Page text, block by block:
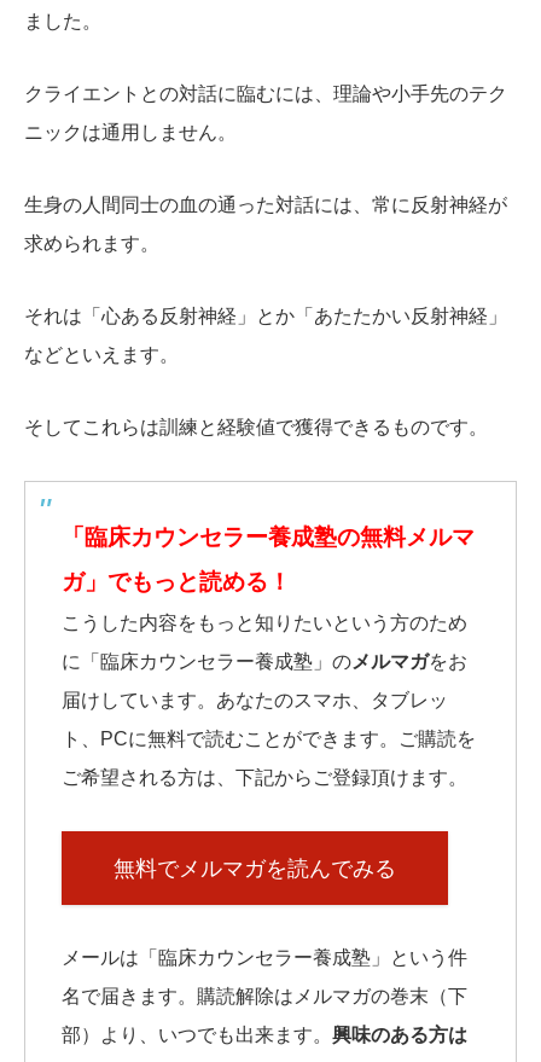
ました。
クライエントとの対話に臨むには、理論や小手先のテク
ニックは通用しません。
生身の人間同士の血の通った対話には、常に反射神経が
求められます。
それは「心ある反射神経」とか「あたたかい反射神経」
などといえます。
そしてこれらは訓練と経験値で獲得できるものです。
「臨床カウンセラー養成塾の無料メルマ
ガ」でもっと読める！
こうした内容をもっと知りたいという方のため
に「臨床カウンセラー養成塾」のメルマガをお
届けしています。あなたのスマホ、タブレッ
ト、PCに無料で読むことができます。ご購読を
ご希望される方は、下記からご登録頂けます。
無料でメルマガを読んでみる
メールは「臨床カウンセラー養成塾」という件
名で届きます。購読解除はメルマガの巻末（下
部）より、いつでも出来ます。 興味のある方は